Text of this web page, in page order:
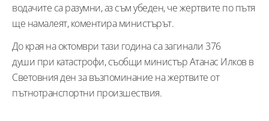
водачите са разумни, аз съм убеден, че жертвите по пътя
ще намалеят, коментира министърът.
До края на октомври тази година са загинали 376
души при катастрофи, съобщи министър Атанас Илков в
Световния ден за възпоминание на жертвите от
пътнотранспортни произшествия.